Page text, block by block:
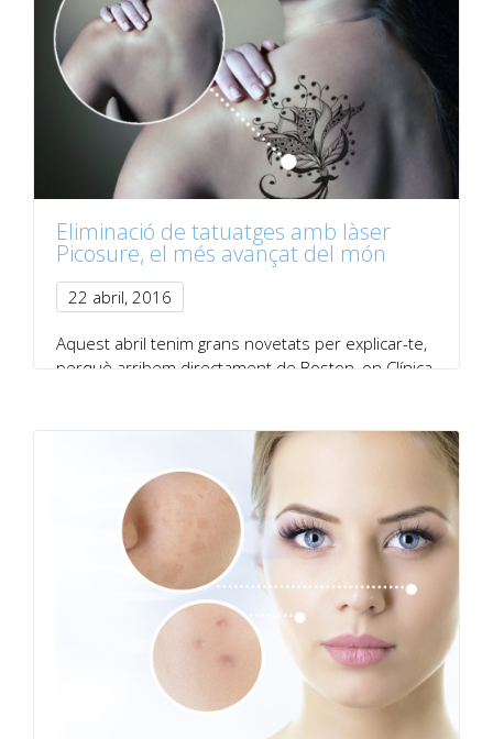
Eliminació de tatuatges amb làser
Picosure, el més avançat del món
22 abril, 2016
Aquest abril tenim grans novetats per explicar-te,
perquè arribem directament de Boston, on Clínica